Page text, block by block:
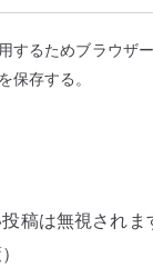
するためブラウザ
保存する。
稿は無視され